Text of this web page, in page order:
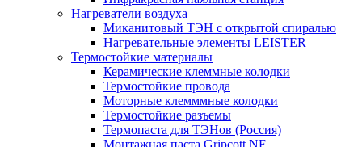
Нагреватели воздуха
Миканитовый ТЭН с открытой спиралью
Нагревательные элементы LEISTER
Термостойкие материалы
Керамические клеммные колодки
Термостойкие провода
Моторные клемммные колодки
Термостойкие разъемы
Термопаста для ТЭНов (Россия)
Монтажная паста Gripcott NF